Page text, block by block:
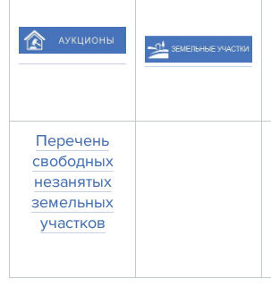
Перечень
свободных
незанятых
земельных
участков